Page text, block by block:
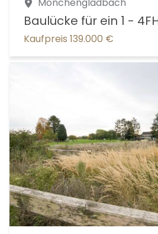
Mönchengladbach
Baulücke für ein 1 -
Kaufpreis 139.000 €
0177
02151
rainer@soer-
0151
02151
ilona@soer-